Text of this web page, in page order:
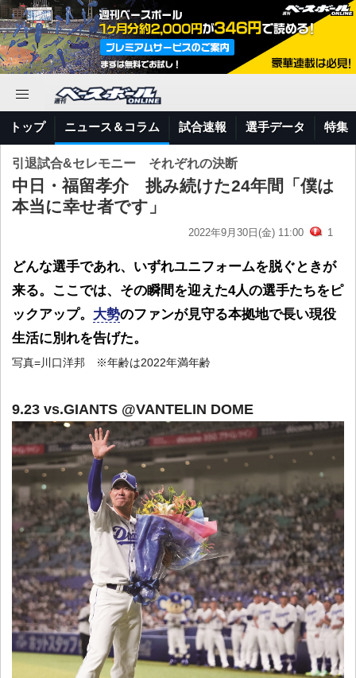
トップ ニュース＆コラム 試合速報 選手データ 特集
引退試合&セレモニー それぞれの決断
中日・福留孝介 挑み続けた24年間「僕は
本当に幸せ者です」
2022年9月30日(金) 11:00 1
どんな選手であれ、いずれユニフォームを脱ぐときが
来る。ここでは、その瞬間を迎えた4人の選手たちをピ
ックアップ。 大勢のファンが見守る本拠地で長い現役
生活に別れを告げた。
写真=川口洋邦 ※年齢は2022年満年齢
9.23 vs.GIANTS @VANTELIN DOME